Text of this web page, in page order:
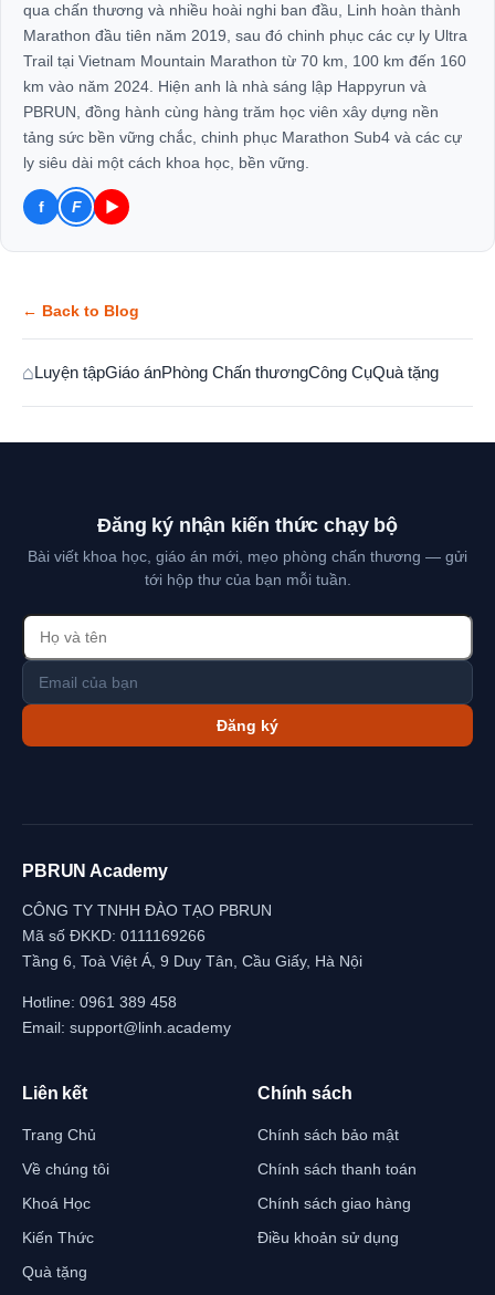
qua chấn thương và nhiều hoài nghi ban đầu, Linh hoàn thành
Marathon đầu tiên năm 2019, sau đó chinh phục các cự ly Ultra
Trail tại Vietnam Mountain Marathon từ 70 km, 100 km đến 160
km vào năm 2024. Hiện anh là nhà sáng lập Happyrun và
PBRUN, đồng hành cùng hàng trăm học viên xây dựng nền
tảng sức bền vững chắc, chinh phục Marathon Sub4 và các cự
ly siêu dài một cách khoa học, bền vững.
f F ▶
← Back to Blog
⌂Luyện tậpGiáo ánPhòng Chấn thươngCông CụQuà tặng
Đăng ký nhận kiến thức chạy bộ
Bài viết khoa học, giáo án mới, mẹo phòng chấn thương — gửi
tới hộp thư của bạn mỗi tuần.
Đăng ký
PBRUN Academy
CÔNG TY TNHH ĐÀO TẠO PBRUN
Mã số ĐKKD: 0111169266
Tầng 6, Toà Việt Á, 9 Duy Tân, Cầu Giấy, Hà Nội
Hotline: 0961 389 458
Email: support@linh.academy
Liên kết
Trang Chủ
Về chúng tôi
Khoá Học
Kiến Thức
Quà tặng
Chính sách
Chính sách bảo mật
Chính sách thanh toán
Chính sách giao hàng
Điều khoản sử dụng